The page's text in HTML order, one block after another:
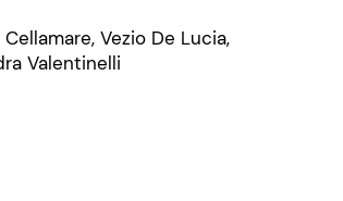
Vezio De Lucia,
Valentinelli